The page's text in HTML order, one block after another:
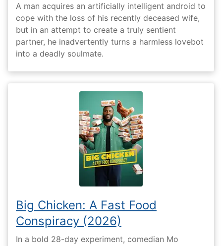
A man acquires an artificially intelligent android to
cope with the loss of his recently deceased wife,
but in an attempt to create a truly sentient
partner, he inadvertently turns a harmless lovebot
into a deadly soulmate.
Big Chicken: A Fast Food
Conspiracy (2026)
In a bold 28-day experiment, comedian Mo